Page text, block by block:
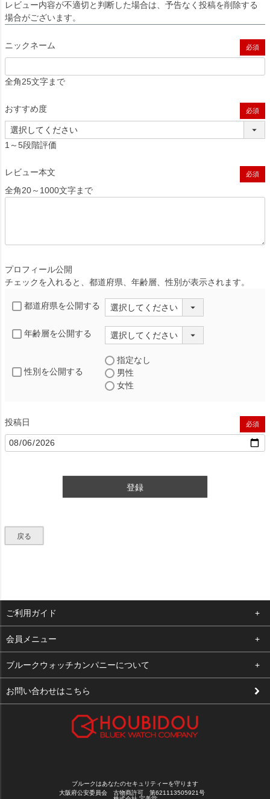
レビュー内容が不適切と判断した場合は、予告なく投稿を削除する
場合がございます。
ニックネーム
全角25文字まで
おすすめ度
1～5段階評価
レビュー本文
全角20～1000文字まで
プロフィール公開
チェックを入れると、都道府県、年齢層、性別が表示されます。
都道府県を公開する
年齢層を公開する
性別を公開する
指定なし
男性
女性
投稿日
(必須)
登録
戻る
ご利用ガイド
よくある質問
支払い・送料
修理依頼
会員メニュー
ログイン
お気に入り
ブルークウォッチカンパニーについて
会社概要
お問い合わせはこちら
ブルークはあなたのセキュリティーを守ります
大阪府公安委員会 古物商許可 第621113505921号